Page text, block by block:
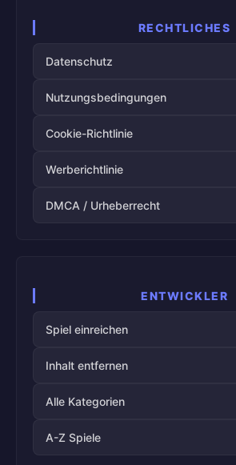
RECHTLICHES
Datenschutz
Nutzungsbedingungen
Cookie-Richtlinie
Werberichtlinie
DMCA / Urheberrecht
ENTWICKLER
Spiel einreichen
Inhalt entfernen
Alle Kategorien
A-Z Spiele